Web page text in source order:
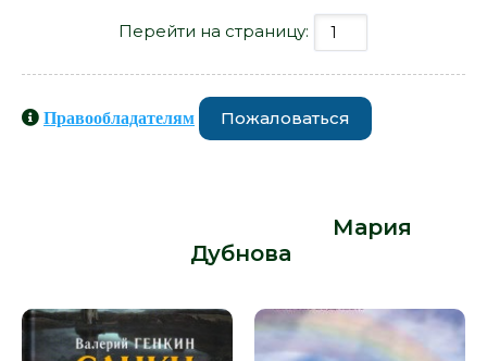
Перейти на страницу:
Правообладателям Пожаловаться
Мария
Дубнова